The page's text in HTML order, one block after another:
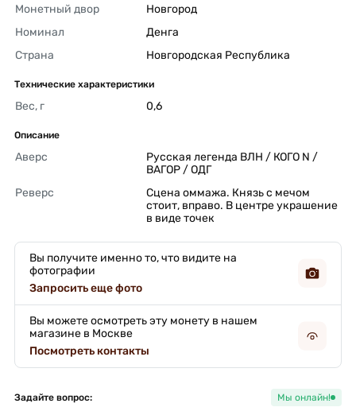
Монетный двор
Новгород
Номинал
Денга
Страна
Новгородская Республика
Технические характеристики
Вес, г 0,6
Описание
Аверс
Русская легенда ВЛН / КОГО N /
ВАГОР / ОДГ
Реверс
Сцена оммажа. Князь с мечом
стоит, вправо. В центре украшение
в виде точек
Вы получите именно то, что видите на
фотографии
Запросить еще фото
Вы можете осмотреть эту монету в нашем
магазине в Москве
Посмотреть контакты
Задайте вопрос: Мы онлайн!